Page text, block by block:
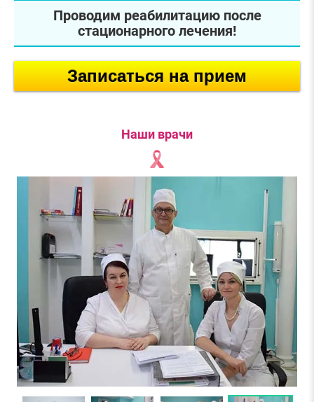
Проводим реабилитацию после
стационарного лечения!
Записаться на прием
Наши врачи